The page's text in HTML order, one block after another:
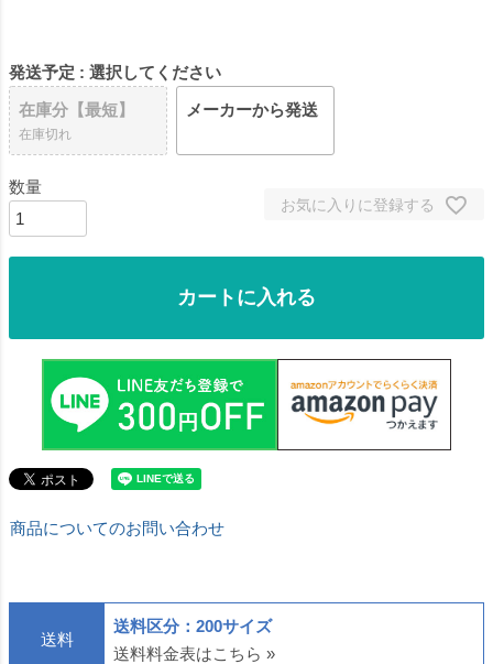
発送予定
選択してください
在庫分【最短】
在庫切れ
メーカーから発送
お気に入りに登録する
カートに入れる
商品についてのお問い合わせ
送料
送料区分：200サイズ
送料料金表はこちら »